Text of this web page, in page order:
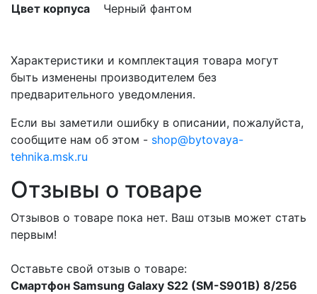
Цвет корпуса
Черный фантом
Характеристики и комплектация товара могут
быть изменены производителем без
предварительного уведомления.
Если вы заметили ошибку в описании, пожалуйста,
сообщите нам об этом - shop@bytovaya-
tehnika.msk.ru
Отзывы о товаре
Отзывов о товаре пока нет. Ваш отзыв может стать
первым!
Оставьте свой отзыв о товаре:
Смартфон Samsung Galaxy S22 (SM-S901B) 8/256